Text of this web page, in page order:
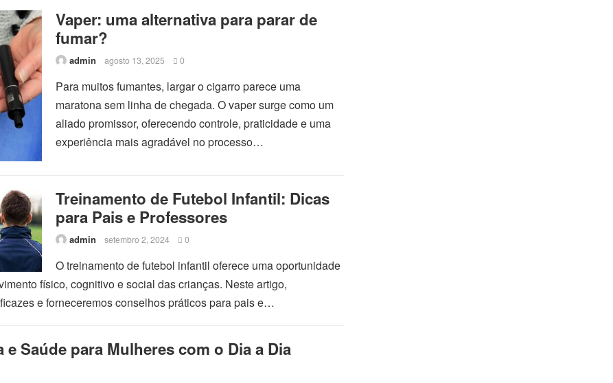
Vaper: uma alternativa para parar de
fumar?
admin agosto 13, 2025 0
Para muitos fumantes, largar o cigarro parece uma
maratona sem linha de chegada. O vaper surge como um
aliado promissor, oferecendo controle, praticidade e uma
experiência mais agradável no processo…
Treinamento de Futebol Infantil: Dicas
para Pais e Professores
admin setembro 2, 2024 0
O treinamento de futebol infantil oferece uma oportunidade
físico, cognitivo e social das crianças. Neste artigo,
e forneceremos conselhos práticos para pais e…
e Saúde para Mulheres com o Dia a Dia